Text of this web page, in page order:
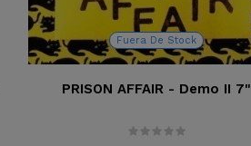
Fuera De Stock
PRISON AFFAIR - Demo II 7"